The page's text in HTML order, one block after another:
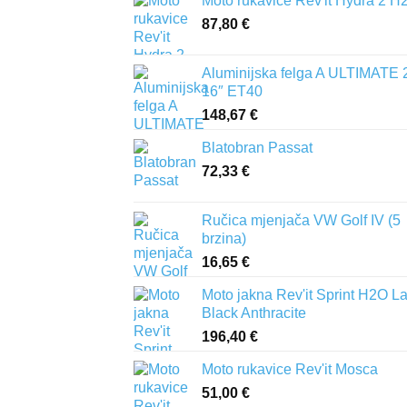
87,80 €
Aluminijska felga A ULTIMATE
16″ ET40
148,67 €
Blatobran Passat
72,33 €
Ručica mjenjača VW Golf IV (5
brzina)
16,65 €
Moto jakna Rev'it Sprint H2O
Black Anthracite
196,40 €
Moto rukavice Rev'it Mosca
51,00 €